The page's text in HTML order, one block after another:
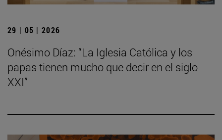
29 | 05 | 2026
Onésimo Díaz: “La Iglesia Católica y los
papas tienen mucho que decir en el siglo
XXI”